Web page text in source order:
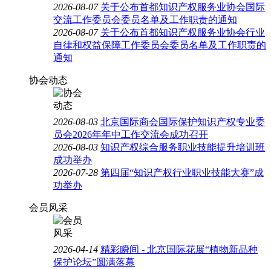
2026-08-07 关于公布首都知识产权服务业协会国际
交流工作委员会委员名单及工作职责的通知
2026-08-07 关于公布首都知识产权服务业协会行业
自律和权益保障工作委员会委员名单及工作职责的
通知
协会动态
2026-08-03 北京国际商会国际保护知识产权专业委
员会2026年年中工作交流会成功召开
2026-08-03 知识产权综合服务职业技能提升培训班
成功举办
2026-07-28 第四届“知识产权行业职业技能大赛”成
功举办
会员风采
2026-04-14 精彩瞬间 - 北京国际花展“植物新品种
保护论坛”圆满落幕